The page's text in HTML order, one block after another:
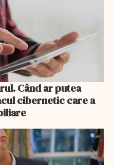
Când ar putea
cibernetic care a